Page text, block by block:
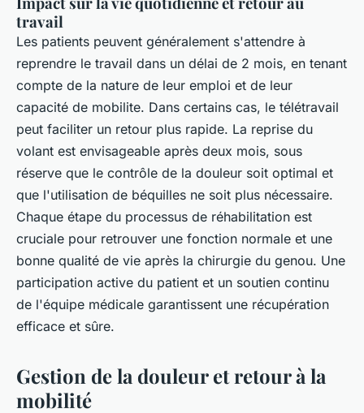
travail
Les patients peuvent généralement s'attendre à
reprendre le travail dans un délai de 2 mois, en tenant
compte de la nature de leur emploi et de leur
capacité de mobilite. Dans certains cas, le télétravail
peut faciliter un retour plus rapide. La reprise du
volant est envisageable après deux mois, sous
réserve que le contrôle de la douleur soit optimal et
que l'utilisation de béquilles ne soit plus nécessaire.
Chaque étape du processus de réhabilitation est
cruciale pour retrouver une fonction normale et une
bonne qualité de vie après la chirurgie du genou. Une
participation active du patient et un soutien continu
de l'équipe médicale garantissent une récupération
efficace et sûre.
Gestion de la douleur et retour à la
mobilité